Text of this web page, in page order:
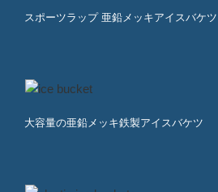
スポーツラップ 亜鉛メッキアイスバケツ
大容量の亜鉛メッキ鉄製アイスバケツ